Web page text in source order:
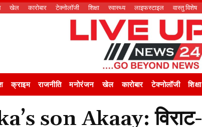
खेल कारोबार टेक्नोलॉजी शिक्षा स्वास्थ्य लाइफस्टाइल वास्तु विशेष
क्राइम राजनीति मनोरंजन खेल कारोबार टेक्नोलॉजी शिक्षा
son Akaay: विराट-